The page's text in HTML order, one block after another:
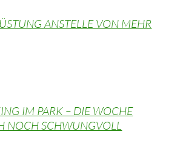
ANSTELLE VON MEHR
IM PARK – DIE WOCHE
NOCH SCHWUNGVOLL